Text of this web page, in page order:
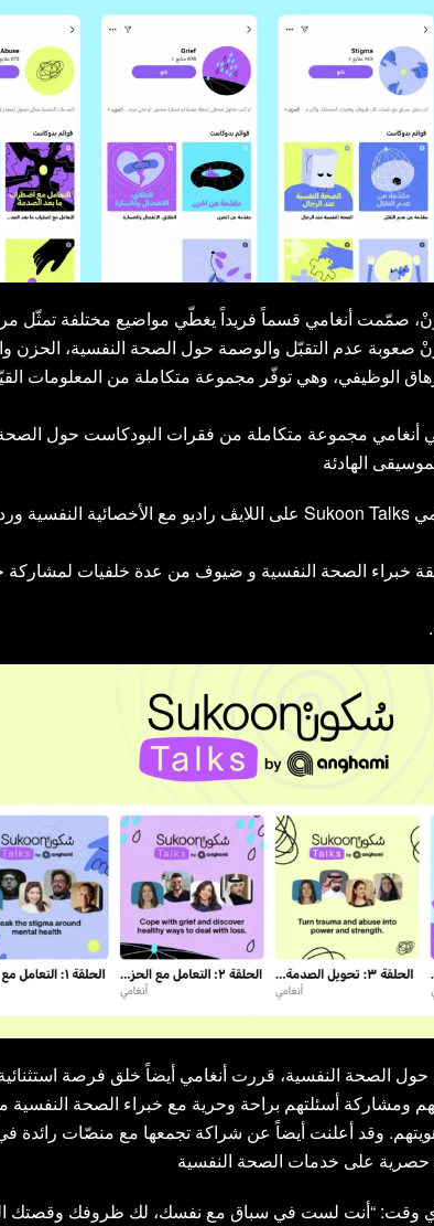
صمّمت أنغامي قسماً فريداً يغطّي مواضيع مختلفة تمثّل
عدم التقبّل والوصمة حول الصحة النفسية، الحزن
الوظيفي، وهي توفّر مجموعة متكاملة من المعلومات
مجموعة متكاملة من فقرات البودكاست حول الصحة
الهادئة
الصحة النفسية، قررت أنغامي أيضاً خلق فرصة
ومشاركة أسئلتهم براحة وحرية مع خبراء الصحة النفسية
وقد أعلنت أيضاً عن شراكة تجمعها مع منصّات رائدة
وقت: “أنت لست في سباق مع نفسك، لك ظروفك وقصتك